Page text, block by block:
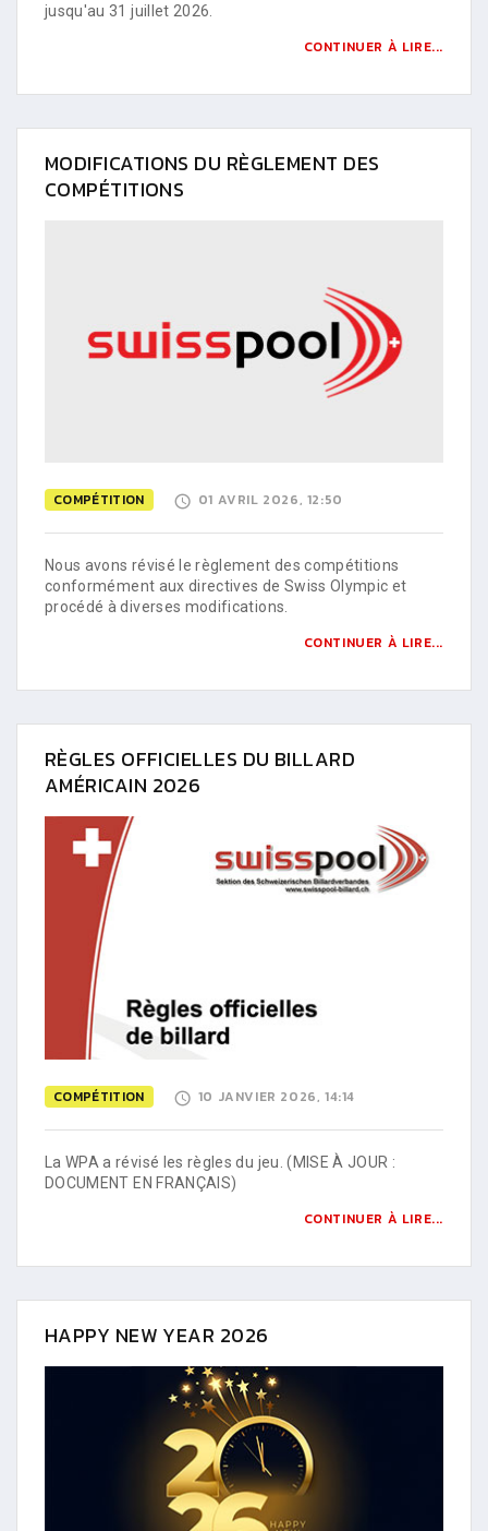
jusqu'au 31 juillet 2026.
CONTINUER À LIRE...
MODIFICATIONS DU RÈGLEMENT DES
COMPÉTITIONS
COMPÉTITION 01 AVRIL 2026, 12:50
Nous avons révisé le règlement des compétitions
conformément aux directives de Swiss Olympic et
procédé à diverses modifications.
CONTINUER À LIRE...
RÈGLES OFFICIELLES DU BILLARD
AMÉRICAIN 2026
COMPÉTITION 10 JANVIER 2026, 14:14
La WPA a révisé les règles du jeu. (MISE À JOUR :
DOCUMENT EN FRANÇAIS)
CONTINUER À LIRE...
HAPPY NEW YEAR 2026